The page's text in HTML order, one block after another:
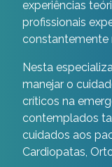
experiências
profissionais
constantemente
Nesta
manejar o
críticos na
contemplados
cuidados aos
Cardiopatas,